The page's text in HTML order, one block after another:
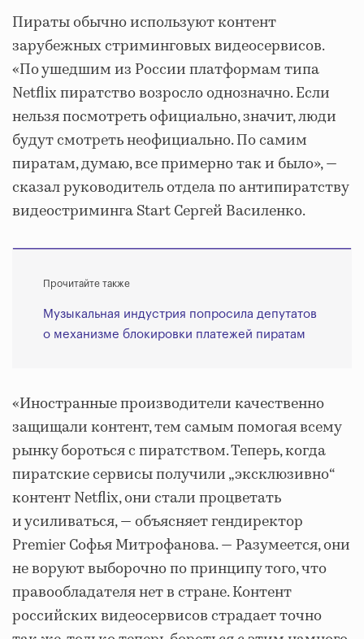
Пираты обычно используют контент
зарубежных стриминговых видеосервисов.
«По ушедшим из России платформам типа
Netflix пиратство возросло однозначно. Если
нельзя посмотреть официально, значит, люди
будут смотреть неофициально. По самим
пиратам, думаю, все примерно так и было», —
сказал руководитель отдела по антипиратству
видеостриминга Start Сергей Василенко.
Прочитайте также
Музыкальная индустрия попросила депутатов
о механизме блокировки платежей пиратам
«Иностранные производители качественно
защищали контент, тем самым помогая всему
рынку бороться с пиратством. Теперь, когда
пиратские сервисы получили „эксклюзивно“
контент Netflix, они стали процветать
и усиливаться, — объясняет гендиректор
Premier Софья Митрофанова. — Разумеется, они
не воруют выборочно по принципу того, что
правообладателя нет в стране. Контент
российских видеосервисов страдает точно